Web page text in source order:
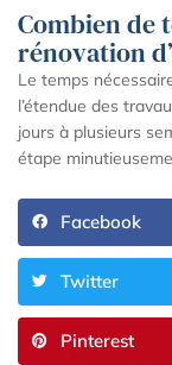
Combien de
rénovation
Le temps
l’étendue des
jours à plusieurs
étape
Facebook
Twitter
Pinterest